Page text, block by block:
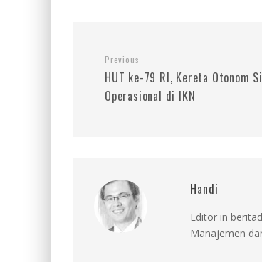
Previous
HUT ke-79 RI, Kereta Otonom
Operasional di IKN
Handi
Editor in
Manajemen